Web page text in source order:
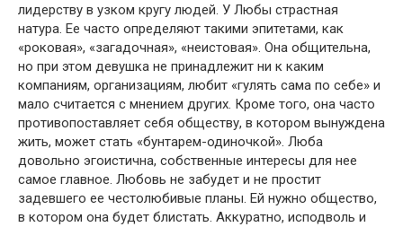
лидерству в узком кругу людей. У Любы страстная
натура. Ее часто определяют такими эпитетами, как
«роковая», «загадочная», «неистовая». Она общительна,
но при этом девушка не принадлежит ни к каким
компаниям, организациям, любит «гулять сама по себе» и
мало считается с мнением других. Кроме того, она часто
противопоставляет себя обществу, в котором вынуждена
жить, может стать «бунтарем-одиночкой». Люба
довольно эгоистична, собственные интересы для нее
самое главное. Любовь не забудет и не простит
задевшего ее честолюбивые планы. Ей нужно общество,
в котором она будет блистать. Аккуратно, исподволь и